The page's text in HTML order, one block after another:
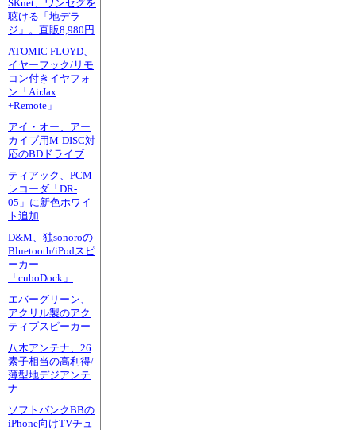
SKnet、ワンセグを
聴ける「地デラ
ジ」。直販8,980円
ATOMIC FLOYD、
イヤーフック/リモ
コン付きイヤフォ
ン「AirJax
+Remote」
アイ・オー、アー
カイブ用M-DISC対
応のBDドライブ
ティアック、PCM
レコーダ「DR-
05」に新色ホワイ
ト追加
D&M、独sonoroの
Bluetooth/iPodスピ
ーカー
「cuboDock」
エバーグリーン、
アクリル製のアク
ティブスピーカー
八木アンテナ、26
素子相当の高利得/
薄型地デジアンテ
ナ
ソフトバンクBBの
iPhone向けTVチュ